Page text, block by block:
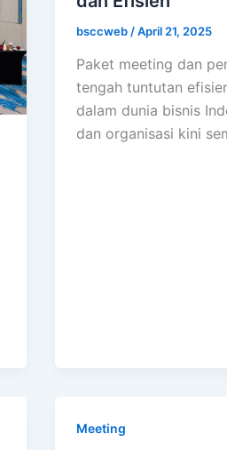
bsccweb /April 21, 2025
Paket meeting dan
tengah tuntutan
dalam dunia bisnis
dan organisasi kini
Meeting